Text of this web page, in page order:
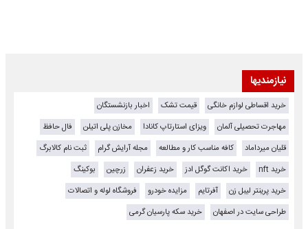
نیازمندیها
خرید اقساطی لوازم خانگی قیمت تشک
اخبار بازنشستگان
مهاجرت تحصیلی آلمان
ویزای استارتاپ کانادا مخازن پلی اتیلن
فال حافظ
قلیان میرداماد
کافه مناسب کار و مطالعه مجله آرایش گرام
ثبت نام کالابرگ
خرید nft
خرید اکانت گوگل ادز خرید زعفران زرچین
بوکینگ
خرید پرینتر لیبل زن
آفرتایم مزایده خودرو
فروشگاه لوله و اتصالات
طراحی سایت در اصفهان
خرید سکه پارسیان گرمی